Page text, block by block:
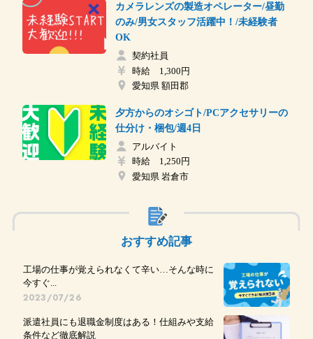
カメラレンズの製造オペレーター/昼勤
のみ/男女スタッフ活躍中！/未経験者
OK
契約社員
時給 1,300円
愛知県 額田郡
夕方からのオシゴト/PCアクセサリーの
仕分け・梱包/週4日
アルバイト
時給 1,250円
愛知県 岩倉市
おすすめ記事
工場の仕事が覚えられなくて辛い…そんな時に
今すぐ...
2023/07/26
派遣社員にも退職金制度はある！仕組みや支給
条件など徹底解説